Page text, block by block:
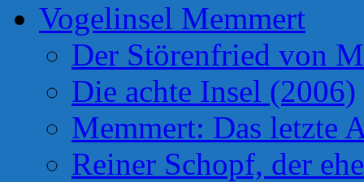
Vogelinsel Memmert
Der Störenfried von
Die achte Insel (2006)
Memmert: Das letzte
Reiner Schopf, der